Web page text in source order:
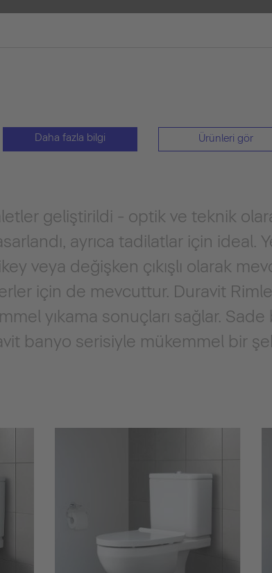
Daha fazla bilgi Ürünleri gör
geliştirildi - optik ve teknik
ayrıca tadilatlar için ideal.
veya değişken çıkışlı olarak
için de mevcuttur. Duravit
yıkama sonuçları sağlar. Sade
banyo serisiyle mükemmel bir